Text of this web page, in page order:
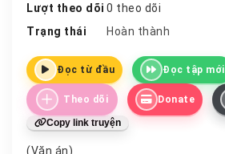
Lượt theo dõi 0 theo dõi
Trạng thái
Hoàn thành
Đọc từ đầu Đọc tập mới
Theo dõi Donate
Copy link truyện
(Văn án)